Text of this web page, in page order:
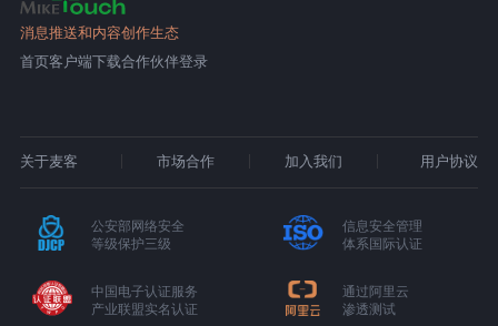
消息推送和内容创作生态
首页客户端下载合作伙伴登录
关于麦客 市场合作 加入我们 用户协议
公安部网络安全
等级保护三级
信息安全管理
体系国际认证
中国电子认证服务
产业联盟实名认证
通过阿里云
渗透测试